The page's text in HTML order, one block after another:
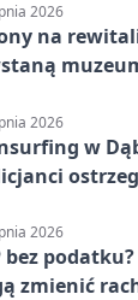
2026
na
2026
w
2026
bez
zmienić